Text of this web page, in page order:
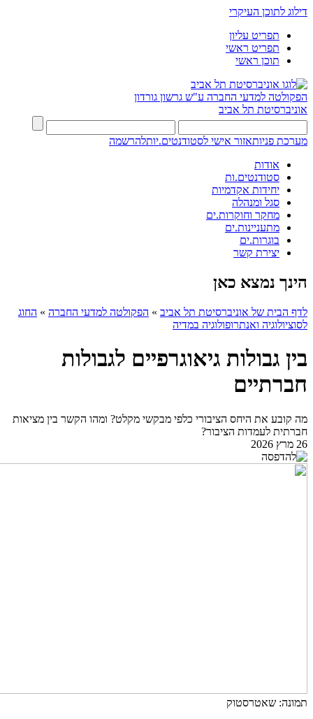
דילוג לתוכן העיקרי
תפריט עליון
תפריט ראשי
תוכן ראשי
הפקולטה למדעי החברה ע"ש גרשון גורדון
אוניברסיטת תל אביב
מערכת פניותאזור אישי לסטודנטים.יותלהרשמה
אודות
סטודנטים.ות
יחידות אקדמיות
סגל ומנהלה
מחקר וחוקרות.ים
מתעניינות.ים
בוגרות.ים
יצירת קשר
הינך נמצא כאן
לדף הבית של אוניברסיטת תל אביב » הפקולטה למדעי החברה » החוג
לסוציולוגיה ואנתרופולוגיה במדיה
בין גבולות גיאוגרפיים לגבולות
חברתיים
מה קובע את היחס הציבורי כלפי מבקשי מקלט? ומהו הקשר בין מציאות
חברתית לעמדות הציבור?
26 מרץ 2026
תמונה: שאטרסטוק